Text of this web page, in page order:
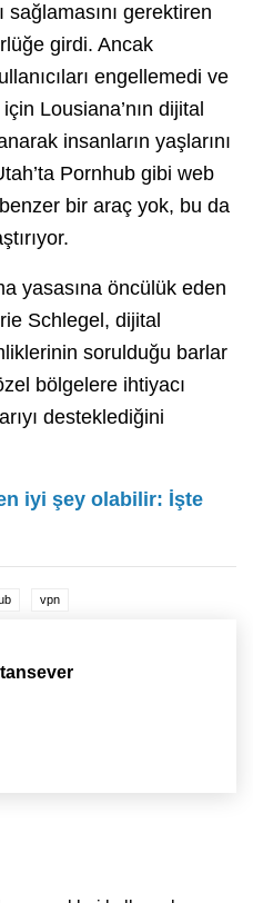
sağlamasını gerektiren
girdi. Ancak
engellemedi ve
Lousiana’nın dijital
insanların yaşlarını
Pornhub gibi web
bir araç yok, bu da
yasasına öncülük eden
Schlegel, dijital
sorulduğu barlar
bölgelere ihtiyacı
desteklediğini
iyi şey olabilir: İşte
vpn